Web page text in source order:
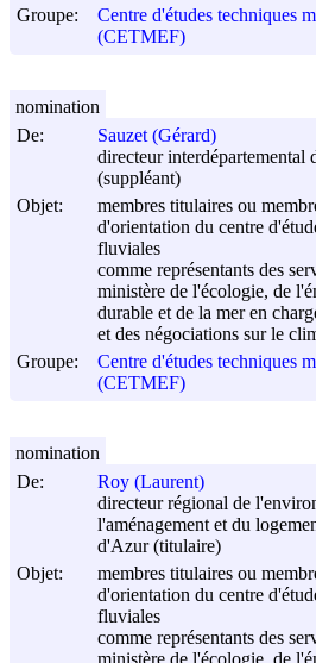
Groupe:
Centre d'études techniques
(CETMEF)
De:
Sauzet (Gérard)
directeur interdépartemental
(suppléant)
Objet:
membres titulaires ou
d'orientation du centre
fluviales
comme représentants des
ministère de l'écologie, de
durable et de la mer en
et des négociations sur le
Groupe:
Centre d'études techniques
(CETMEF)
nomination
De:
Roy (Laurent)
directeur régional de
l'aménagement et du
d'Azur (titulaire)
Objet:
membres titulaires ou
d'orientation du centre
fluviales
comme représentants des
nomination